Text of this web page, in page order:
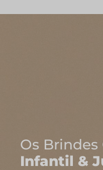
Os Brindes
Infantil &